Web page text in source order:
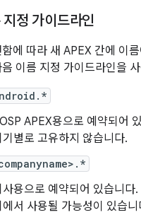
정 가이드라인
에 따라 새 APEX 간에 이
이름 지정 가이드라인을
APEX용으로 예약되어
기별로 고유하지 않습니다.
사용으로 예약되어 있습니다.
에서 사용될 가능성이 있습니